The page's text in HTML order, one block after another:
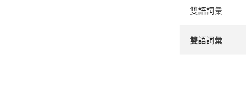
雙語詞彙
雙語詞彙